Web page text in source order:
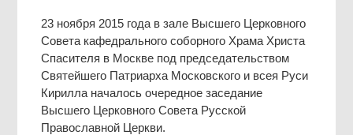
23 ноября 2015 года в зале Высшего Церковного
Совета кафедрального соборного Храма Христа
Спасителя в Москве под председательством
Святейшего Патриарха Московского и всея Руси
Кирилла началось очередное заседание
Высшего Церковного Совета Русской
Православной Церкви.